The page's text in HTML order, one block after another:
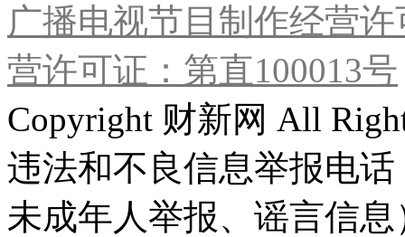
广播电视节目制作经营
营许可证：第直100013号
Copyright 财新网 All
违法和不良信息举报电
未成年人举报、谣言信